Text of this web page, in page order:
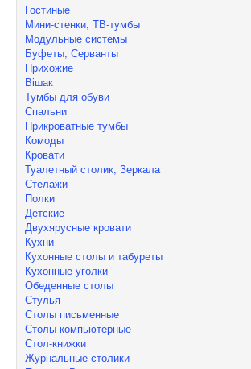
Гостиные
Мини-стенки, ТВ-тумбы
Модульные системы
Буфеты, Серванты
Прихожие
Вішак
Тумбы для обуви
Спальни
Прикроватные тумбы
Комоды
Кровати
Туалетный столик, Зеркала
Стелажи
Полки
Детские
Двухярусные кровати
Кухни
Кухонные столы и табуреты
Кухонные уголки
Обеденные столы
Стулья
Столы письменные
Столы компьютерные
Стол-книжки
Журнальные столики